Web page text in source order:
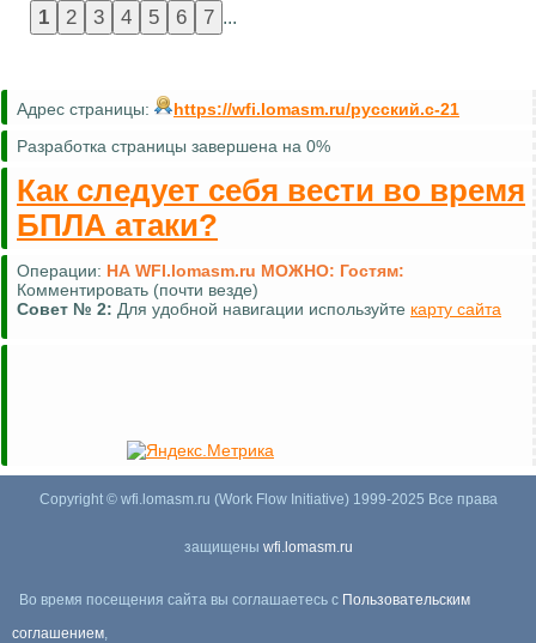
...
Адрес страницы:
https://wfi.lomasm.ru/русский.с-21
Разработка страницы завершена на 0%
Как следует себя вести во время
БПЛА атаки?
Операции: НА WFI.lomasm.ru МОЖНО: Гостям:
Комментировать (почти везде)
Совет № 2: Для удобной навигации используйте карту сайта
Copyright © wfi.lomasm.ru (Work Flow Initiative) 1999-2025 Все права
защищены wfi.lomasm.ru
Во время посещения сайта вы соглашаетесь с Пользовательским
соглашением,